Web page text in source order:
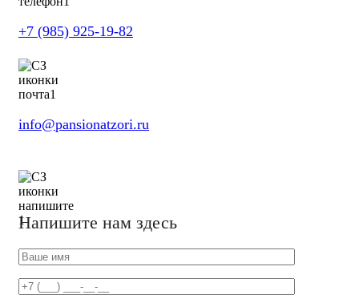
+7 (985) 925-19-82
info@pansionatzori.ru
Напишите нам здесь